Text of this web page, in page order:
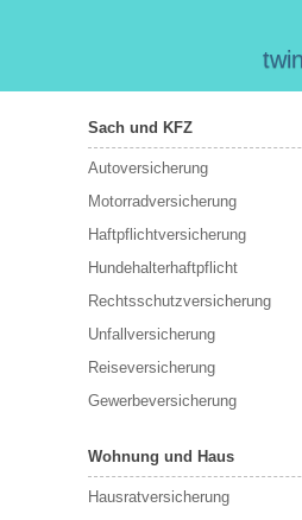
Sach und KFZ
Autoversicherung
Motorradversicherung
Haftpflichtversicherung
Hundehalterhaftpflicht
Rechtsschutzversicherung
Unfallversicherung
Reiseversicherung
Gewerbeversicherung
Wohnung und Haus
Hausratversicherung